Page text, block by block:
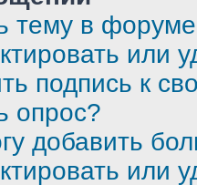
тему в
или
подпись к
опрос?
добавить
или